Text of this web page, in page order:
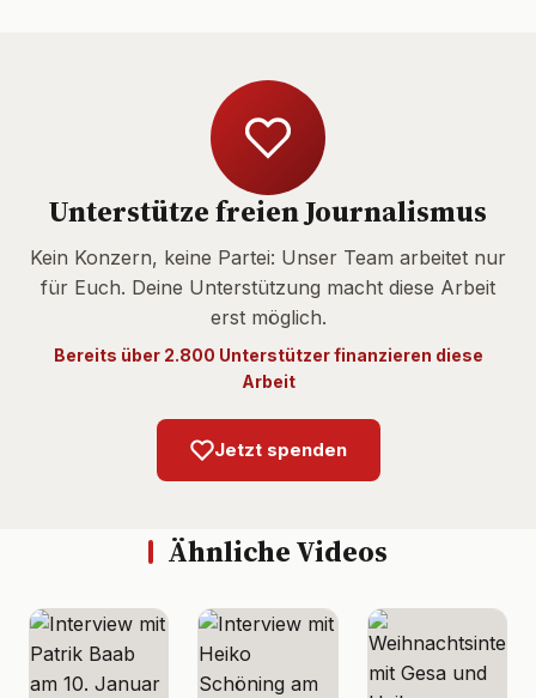
Unterstütze freien Journalismus
Kein Konzern, keine Partei: Unser Team arbeitet nur
für Euch. Deine Unterstützung macht diese Arbeit
erst möglich.
Bereits über 2.800 Unterstützer finanzieren diese
Arbeit
Jetzt spenden
Ähnliche Videos